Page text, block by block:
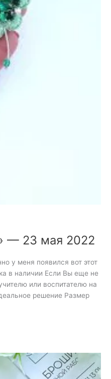
— 23 мая 2022
у меня появился вот этот
в наличии Если Вы еще не
или воспитателю на
решение Размер